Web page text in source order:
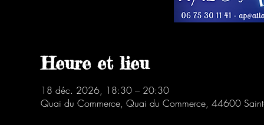
Heure et lieu
18 déc. 2026, 18:30 – 20:30
Quai du Commerce, Quai du Commerce, 44600